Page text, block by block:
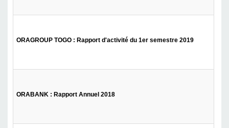
ORAGROUP TOGO : Rapport d'activité du 1er semestre 2019
ORABANK : Rapport Annuel 2018